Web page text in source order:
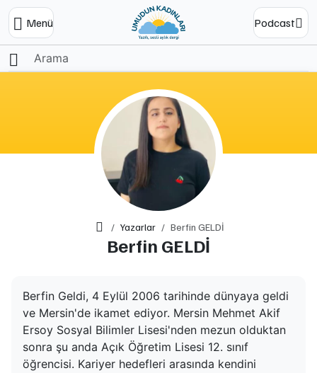
Menü Podcast
Ana SayfaYazarlar Berfin GELDİ
Berfin GELDİ
Berfin Geldi, 4 Eylül 2006 tarihinde dünyaya geldi
ve Mersin'de ikamet ediyor. Mersin Mehmet Akif
Ersoy Sosyal Bilimler Lisesi'nden mezun olduktan
sonra şu anda Açık Öğretim Lisesi 12. sınıf
öğrencisi. Kariyer hedefleri arasında kendini